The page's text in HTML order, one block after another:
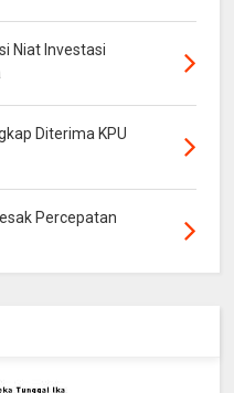
Niat Investasi
Diterima KPU
Percepatan